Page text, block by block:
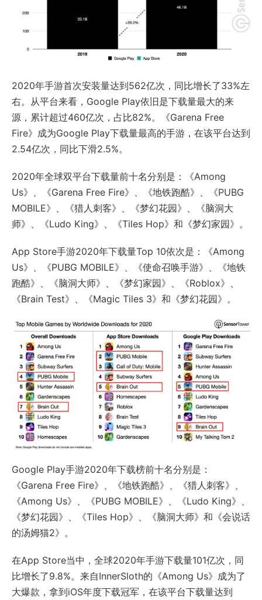
2020年手游首次安装量达到562亿次，同比增长了33%左
右。从平台来看，Google Play依旧是下载量最大的来
源，累计超过460亿次，占比82%。《Garena Free
Fire》成为Google Play下载量最高的手游，在该平台达到
2.54亿次，同比下滑2.5%。
2020年全球双平台下载量前十名分别是：《Among
Us》、《Garena Free Fire》、《地铁跑酷》、《PUBG
MOBILE》、《猎人刺客》、《梦幻花园》、《脑洞大
师》、《Ludo King》、《Tiles Hop》和《梦幻家园》。
App Store手游2020年下载量Top 10依次是：《Among
Us》、《PUBG MOBILE》、《使命召唤手游》、《地铁
跑酷》、《脑洞大师》、《梦幻家园》、《Roblox》、
《Brain Test》、《Magic Tiles 3》和《梦幻花园》。
Google Play手游2020年下载榜前十名分别是：
《Garena Free Fire》、《地铁跑酷》、《猎人刺客》、
《Among Us》、《PUBG MOBILE》、《Ludo King》、
《梦幻花园》、《Tiles Hop》、《脑洞大师》和《会说话
的汤姆猫2》。
在App Store当中，全球2020年手游下载量101亿次，同
比增长了9.8%。来自InnerSloth的《Among Us》成为了
大爆款，拿到iOS年度下载冠军，在该平台下载量达到